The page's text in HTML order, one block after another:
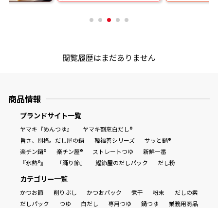
だしパック
閲覧履歴はまだありません
商品情報
ブランドサイト一覧
ヤマキ『めんつゆ』
ヤマキ割烹白だし®
旨さ、別格。だし屋の鍋
韓福善シリーズ
サッと鍋®
楽チン鍋®
楽チン屋® ストレートつゆ
新鮮一番
『氷熟®』
『踊り節』 鰹節屋のだしパック だし粉
カテゴリー一覧
かつお節 削りぶし かつおパック 煮干 粉末
だしの素
だしパック
つゆ 白だし 専用つゆ 鍋つゆ 業務用商品